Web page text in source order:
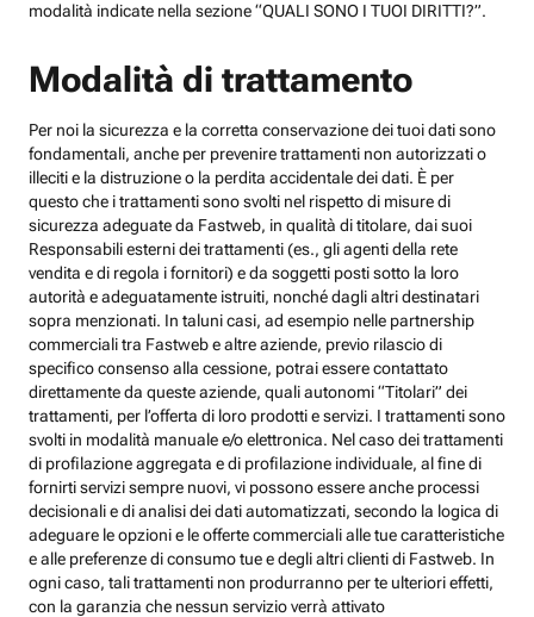
modalità indicate nella sezione “QUALI SONO I TUOI DIRITTI?”.
Modalità di trattamento
Per noi la sicurezza e la corretta conservazione dei tuoi dati sono
fondamentali, anche per prevenire trattamenti non autorizzati o
illeciti e la distruzione o la perdita accidentale dei dati. È per
questo che i trattamenti sono svolti nel rispetto di misure di
sicurezza adeguate da Fastweb, in qualità di titolare, dai suoi
Responsabili esterni dei trattamenti (es., gli agenti della rete
vendita e di regola i fornitori) e da soggetti posti sotto la loro
autorità e adeguatamente istruiti, nonché dagli altri destinatari
sopra menzionati. In taluni casi, ad esempio nelle partnership
commerciali tra Fastweb e altre aziende, previo rilascio di
specifico consenso alla cessione, potrai essere contattato
direttamente da queste aziende, quali autonomi “Titolari” dei
trattamenti, per l’offerta di loro prodotti e servizi. I trattamenti sono
svolti in modalità manuale e/o elettronica. Nel caso dei trattamenti
di profilazione aggregata e di profilazione individuale, al fine di
fornirti servizi sempre nuovi, vi possono essere anche processi
decisionali e di analisi dei dati automatizzati, secondo la logica di
adeguare le opzioni e le offerte commerciali alle tue caratteristiche
e alle preferenze di consumo tue e degli altri clienti di Fastweb. In
ogni caso, tali trattamenti non produrranno per te ulteriori effetti,
con la garanzia che nessun servizio verrà attivato